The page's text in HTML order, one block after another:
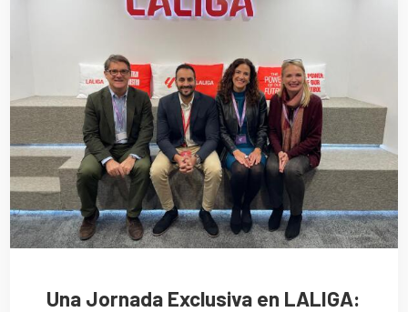
Una Jornada Exclusiva en LALIGA: